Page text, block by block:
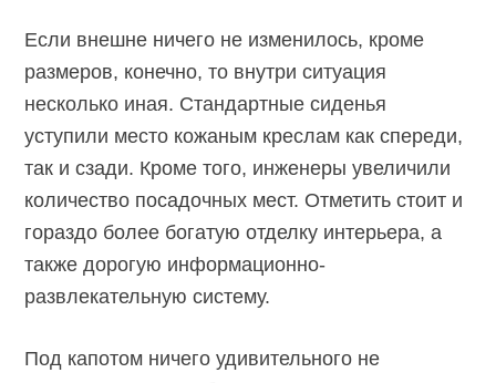
Если внешне ничего не изменилось, кроме
размеров, конечно, то внутри ситуация
несколько иная. Стандартные сиденья
уступили место кожаным креслам как спереди,
так и сзади. Кроме того, инженеры увеличили
количество посадочных мест. Отметить стоит и
гораздо более богатую отделку интерьера, а
также дорогую информационно-
развлекательную систему.
Под капотом ничего удивительного не